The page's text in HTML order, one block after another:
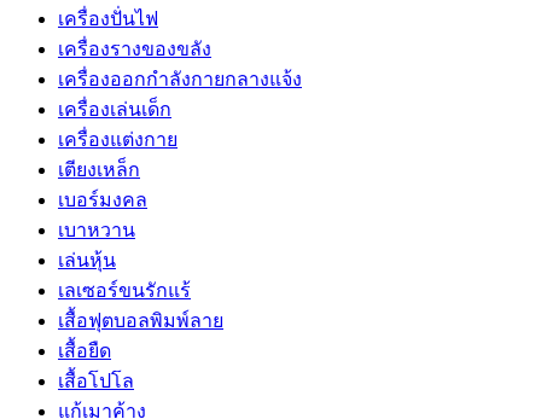
เครื่องปั่นไฟ
เครื่องรางของขลัง
เครื่องออกกำลังกายกลางแจ้ง
เครื่องเล่นเด็ก
เครื่องแต่งกาย
เตียงเหล็ก
เบอร์มงคล
เบาหวาน
เล่นหุ้น
เลเซอร์ขนรักแร้
เสื้อฟุตบอลพิมพ์ลาย
เสื้อยืด
เสื้อโปโล
แก้เมาค้าง